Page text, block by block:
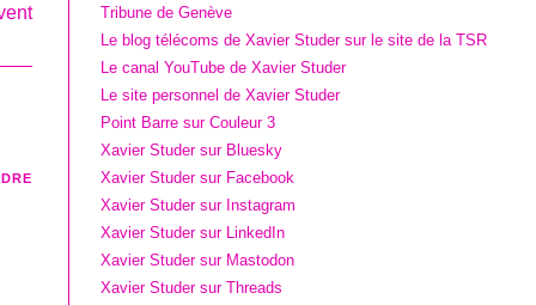
Tribune de Genève
Le blog télécoms de Xavier Studer sur le site de la TSR
Le canal YouTube de Xavier Studer
Le site personnel de Xavier Studer
Point Barre sur Couleur 3
Xavier Studer sur Bluesky
Xavier Studer sur Facebook
Xavier Studer sur Instagram
Xavier Studer sur LinkedIn
Xavier Studer sur Mastodon
Xavier Studer sur Threads